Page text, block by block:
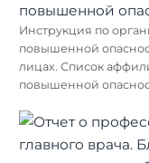
Инструкция по
повышенной
лицах. Список
повышенной